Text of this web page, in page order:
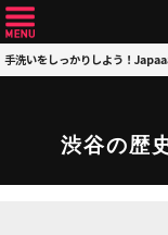
手洗いをしっかりしよう！
渋谷の歴